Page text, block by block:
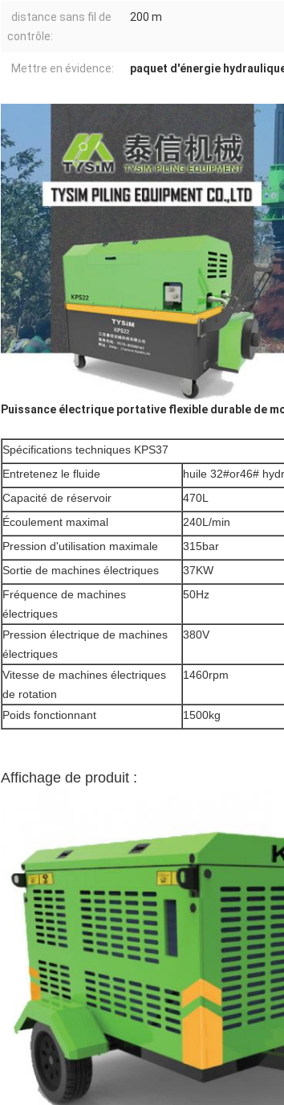
distance sans fil de
contrôle:
200 m
Mettre en évidence: paquet d'énergie
Puissance électrique portative flexible durable de
Spécifications techniques KPS37
Entretenez le fluide
huile 32#or46#
Capacité de réservoir
470L
Écoulement maximal
240L/min
Pression d'utilisation maximale
315bar
Sortie de machines électriques
37KW
Fréquence de machines
électriques
50Hz
Pression électrique de machines
électriques
380V
Vitesse de machines électriques
de rotation
1460rpm
Poids fonctionnant 1500kg
Affichage de produit :